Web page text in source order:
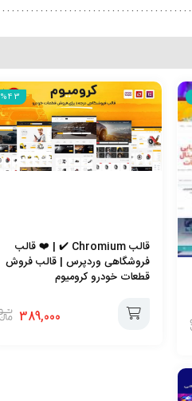
%43
قالب Chromium ✔️ | ❤️ قالب
فروشگاهی وردپرس | قالب فروش
قطعات خودرو کرومیوم
389,000